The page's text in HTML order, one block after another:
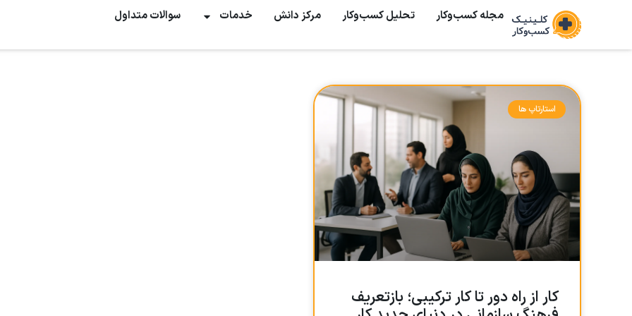
مجله کسب‌وکار تحلیل کسب‌و‌کار مرکز دانش خدمات سوالات متداول
استارتاپ ها
کار از راه دور تا کار ترکیبی؛ بازتعریف